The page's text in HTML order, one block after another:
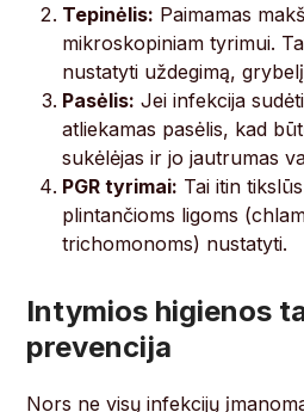
Tepinėlis: Paimamas
mikroskopiniam tyrimui.
nustatyti uždegimą,
Pasėlis: Jei infekcija
atliekamas pasėlis, kad
sukėlėjas ir jo jautrumas
PGR tyrimai: Tai itin
plintančioms ligoms
trichomonoms) nustatyti.
Intymios higienos
prevencija
Nors ne visų infekcijų